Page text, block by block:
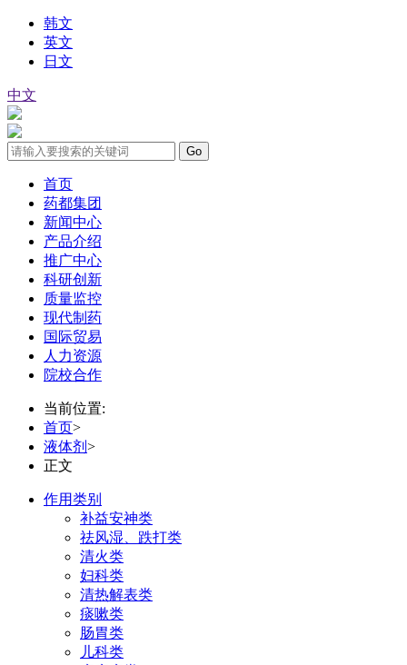
韩文
英文
日文
中文
首页
药都集团
新闻中心
产品介绍
推广中心
科研创新
质量监控
现代制药
国际贸易
人力资源
院校合作
当前位置:
首页>
液体剂 >
正文
作用类别
补益安神类
祛风湿、跌打类
清火类
妇科类
清热解表类
痰嗽类
肠胃类
儿科类